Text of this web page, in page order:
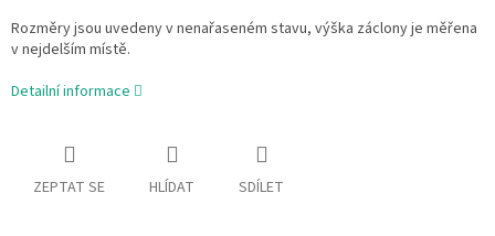
Rozměry jsou uvedeny v nenařaseném stavu, výška záclony je měřena
v nejdelším místě.
Detailní informace
ZEPTAT SE HLÍDAT SDÍLET